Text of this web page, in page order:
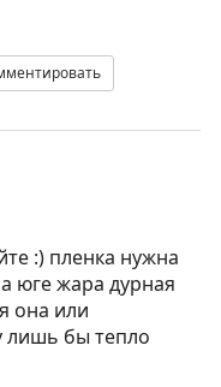
:) пленка нужна
юге жара дурная
она или
лишь бы тепло